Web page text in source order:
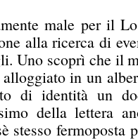
male per il
alla ricerca di
Uno scoprì che il
in un
di identità un
della lettera
stesso fermoposta